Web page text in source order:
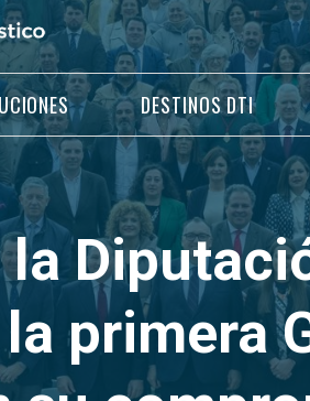
DESTINOS DTI
primera